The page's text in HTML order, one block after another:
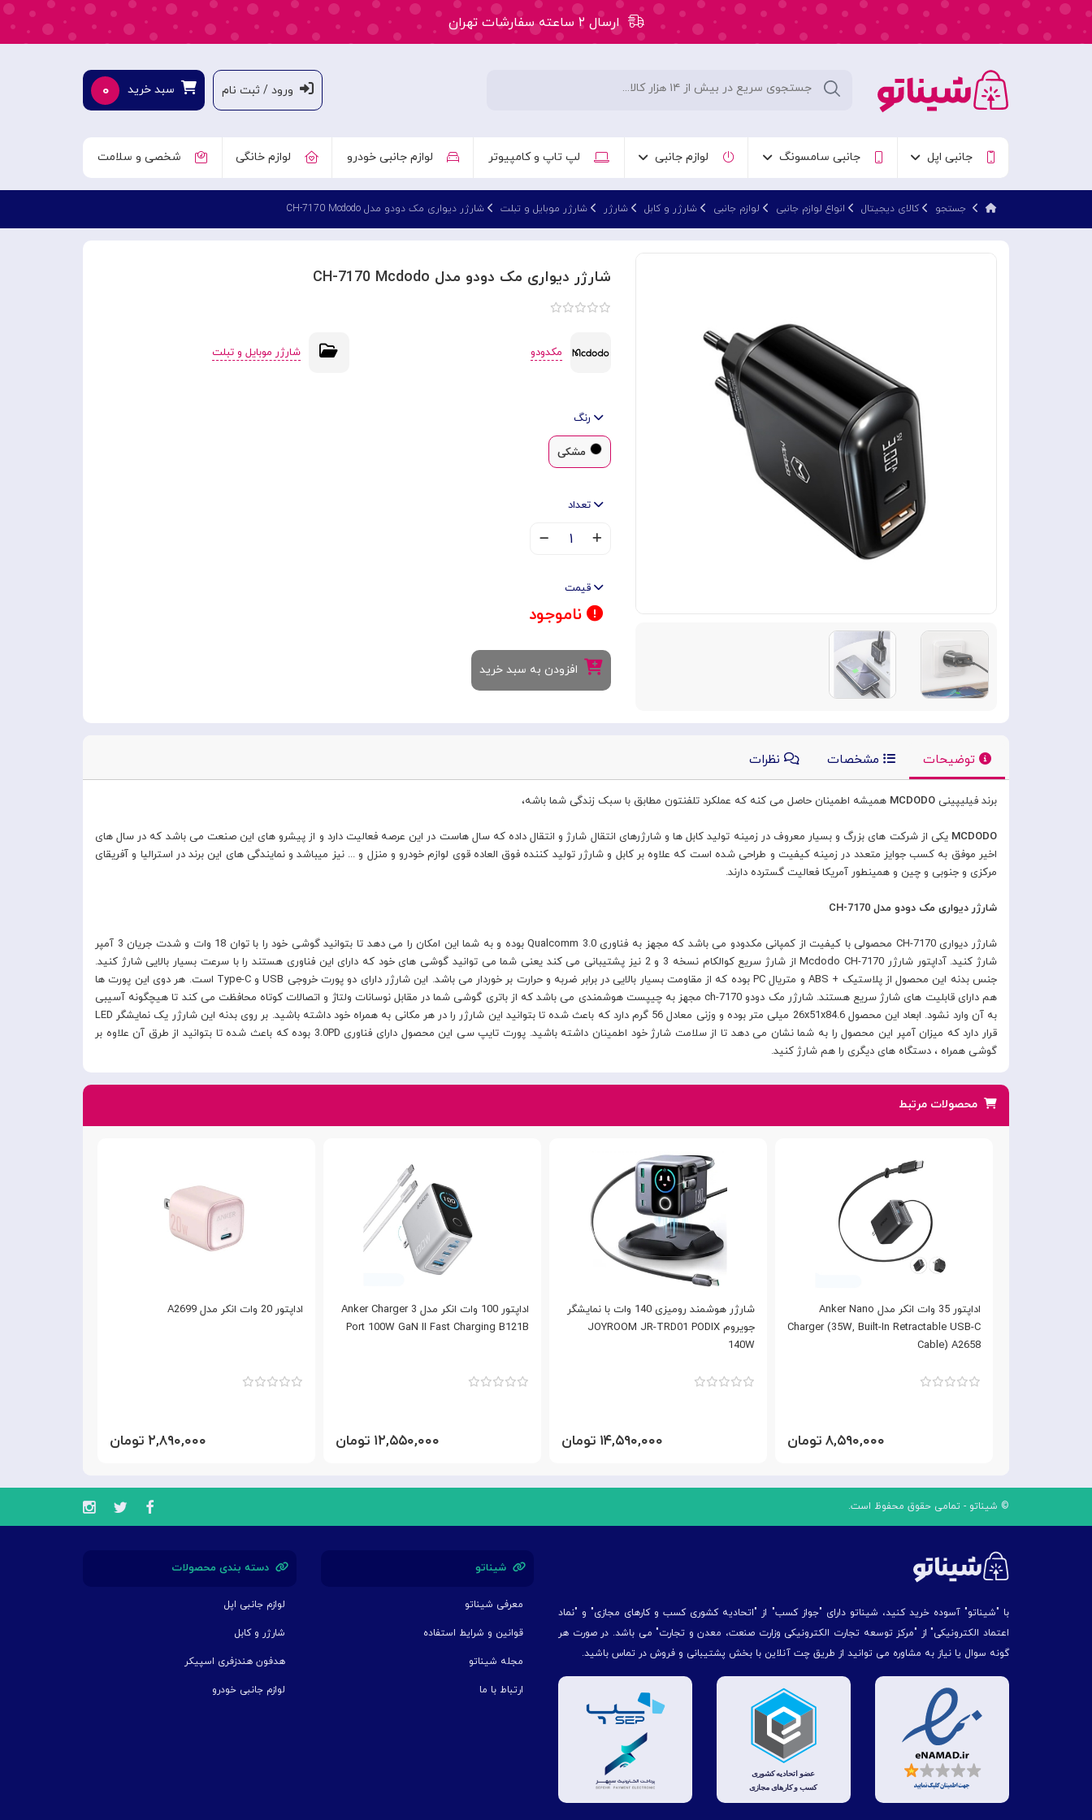
ارسال ۲ ساعته سفارشات تهران
ورود / ثبت نام سبد خرید ۰
جانبی اپل جانبی سامسونگ لوازم جانبی لپ تاپ و کامپیوتر لوازم جانبی خودرو لوازم خانگی شخصی و سلامت
جستجو کالای دیجیتال انواع لوازم جانبی لوازم جانبی شارژر و کابل شارژر شارژر موبایل و تبلت شارژر دیواری مک دودو مدل CH-7170 Mcdodo
شارژر دیواری مک دودو مدل CH-7170 Mcdodo
مکدودو شارژر موبایل و تبلت
رنگ
مشکی
تعداد
۱
قیمت
ناموجود
افزودن به سبد خرید
توضیحات مشخصات نظرات
برند فیلیپینی MCDODO همیشه اطمینان حاصل می کنه که عملکرد تلفنتون مطابق با سبک زندگی شما باشه،
MCDODO یکی از شرکت های بزرگ و بسیار معروف در زمینه تولید کابل ها و شارژرهای انتقال شارژ و انتقال داده که سال هاست در این عرصه فعالیت دارد و از پیشرو های این صنعت می باشد که در سال های
اخیر موفق به کسب جوایز متعدد در زمینه کیفیت و طراحی شده است که علاوه بر کابل و شارژر تولید کننده فوق العاده قوی لوازم خودرو و منزل و ... نیز میباشد و نمایندگی های این برند در استرالیا و آفریقای
مرکزی و جنوبی و چین و همینطور آمریکا فعالیت گسترده دارند.
شارژر دیواری مک دودو مدل CH-7170
شارژر دیواری CH-7170 محصولی با کیفیت از کمپانی مکدودو می باشد که مجهز به فناوری Qualcomm 3.0 بوده و به شما این امکان را می دهد تا بتوانید گوشی خود را با توان 18 وات و شدت جریان 3 آمپر
شارژ کنید. آداپتور شارژر Mcdodo CH-7170 از شارژ سریع کوالکام نسخه 3 و 2 نیز پشتیبانی می کند یعنی شما می توانید گوشی های خود که دارای این فناوری هستند را با سرعت بسیار بالایی شارژ کنید.
جنس بدنه این محصول از پلاستیک + ABS و متریال PC بوده که از مقاومت بسیار بالایی در برابر ضربه و حرارت بر خوردار می باشد. این شارژر دارای دو پورت خروجی USB و Type-C است. هر دوی این پورت ها
هم دارای قابلیت های شارژ سریع هستند. شارژر مک دودو ch-7170 مجهز به چیپست هوشمندی می باشد که از باتری گوشی شما در مقابل نوسانات ولتاژ و اتصالات کوتاه محافظت می کند تا هیچگونه آسیبی
به آن وارد نشود. ابعاد این محصول 26x51x84.6 میلی متر بوده و وزنی معادل 56 گرم دارد که باعث شده تا بتوانید این شارژر را در هر مکانی به همراه خود داشته باشید. بر روی بدنه این شارژر یک نمایشگر LED
قرار دارد که میزان آمپر این محصول را به شما نشان می دهد تا از سلامت شارژ خود اطمینان داشته باشید. پورت تایپ سی این محصول دارای فناوری 3.0PD بوده که باعث شده تا بتوانید از طرق آن علاوه بر
گوشی همراه ، دستگاه های دیگری را هم شارژ کنید.
محصولات مرتبط
اداپتور 20 وات انکر مدل A2699
۲,۸۹۰,۰۰۰ تومان
اداپتور 100 وات انکر مدل Anker Charger 3
Port 100W GaN II Fast Charging B121B
۱۲,۵۵۰,۰۰۰ تومان
شارژر هوشمند رومیزی 140 وات با نمایشگر
جویروم JOYROOM JR-TRD01 PODIX
140W
۱۴,۵۹۰,۰۰۰ تومان
اداپتور 35 وات انکر مدل Anker Nano
Charger (35W, Built-In Retractable USB-C
Cable) A2658
۸,۵۹۰,۰۰۰ تومان
© شیناتو - تمامی حقوق محفوظ است.
با "شیناتو" آسوده خرید کنید، شیناتو دارای "جواز کسب" از "اتحادیه کشوری کسب و کارهای مجازی" و "نماد
اعتماد الکترونیکی" از "مركز توسعه تجارت الكترونیكی وزارت صنعت، معدن و تجارت" می باشد. در صورت هر
گونه سوال یا نیاز به مشاوره می توانید از طریق چت آنلاین با بخش پشتیبانی و فروش در تماس باشید.
شیناتو
معرفی شیناتو
قوانین و شرایط استفاده
مجله شیناتو
ارتباط با ما
دسته بندی محصولات
لوازم جانبی اپل
شارژر و کابل
هدفون هندزفری اسپیکر
لوازم جانبی خودرو